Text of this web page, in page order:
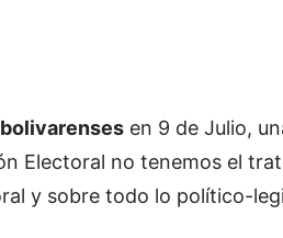
en 9 de Julio,
Electoral no tenemos el
y sobre todo lo político-